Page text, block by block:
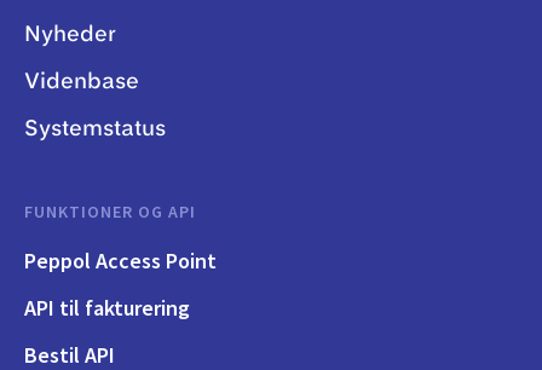
Nyheder
Videnbase
Systemstatus
FUNKTIONER OG API
Peppol Access Point
API til fakturering
Bestil API